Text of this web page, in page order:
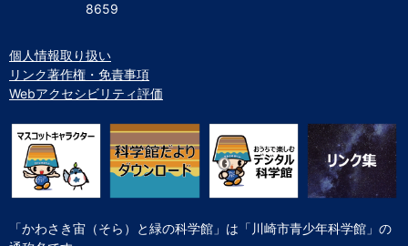
8659
個人情報取り扱い
リンク著作権・免責事項
Webアクセシビリティ評価
「かわさき宙（そら）と緑の科学館」は「川崎市青少年科学館」の